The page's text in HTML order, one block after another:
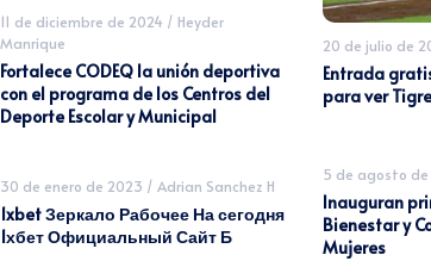
11 de diciembre de 2024 / Heyder
Manrique
Fortalece CODEQ la unión deportiva
con el programa de los Centros del
Deporte Escolar y Municipal
30 de enero de 2023 / Adrian Sanchez H
1xbet Зеркало Рабочее На сегодня
1хбет Официальный Сайт Б
20 de julio de
Entrada
para ver
5 de agosto
Inauguran
Bienestar y
Mujeres